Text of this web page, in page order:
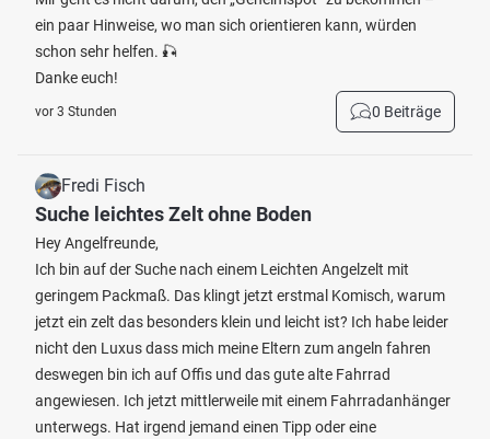
ein paar Hinweise, wo man sich orientieren kann, würden
schon sehr helfen. 🎣
Danke euch!
vor 3 Stunden 0 Beiträge
Fredi Fisch
Suche leichtes Zelt ohne Boden
Hey Angelfreunde,
Ich bin auf der Suche nach einem Leichten Angelzelt mit
geringem Packmaß. Das klingt jetzt erstmal Komisch, warum
jetzt ein zelt das besonders klein und leicht ist? Ich habe leider
nicht den Luxus dass mich meine Eltern zum angeln fahren
deswegen bin ich auf Offis und das gute alte Fahrrad
angewiesen. Ich jetzt mittlerweile mit einem Fahrradanhänger
unterwegs. Hat irgend jemand einen Tipp oder eine